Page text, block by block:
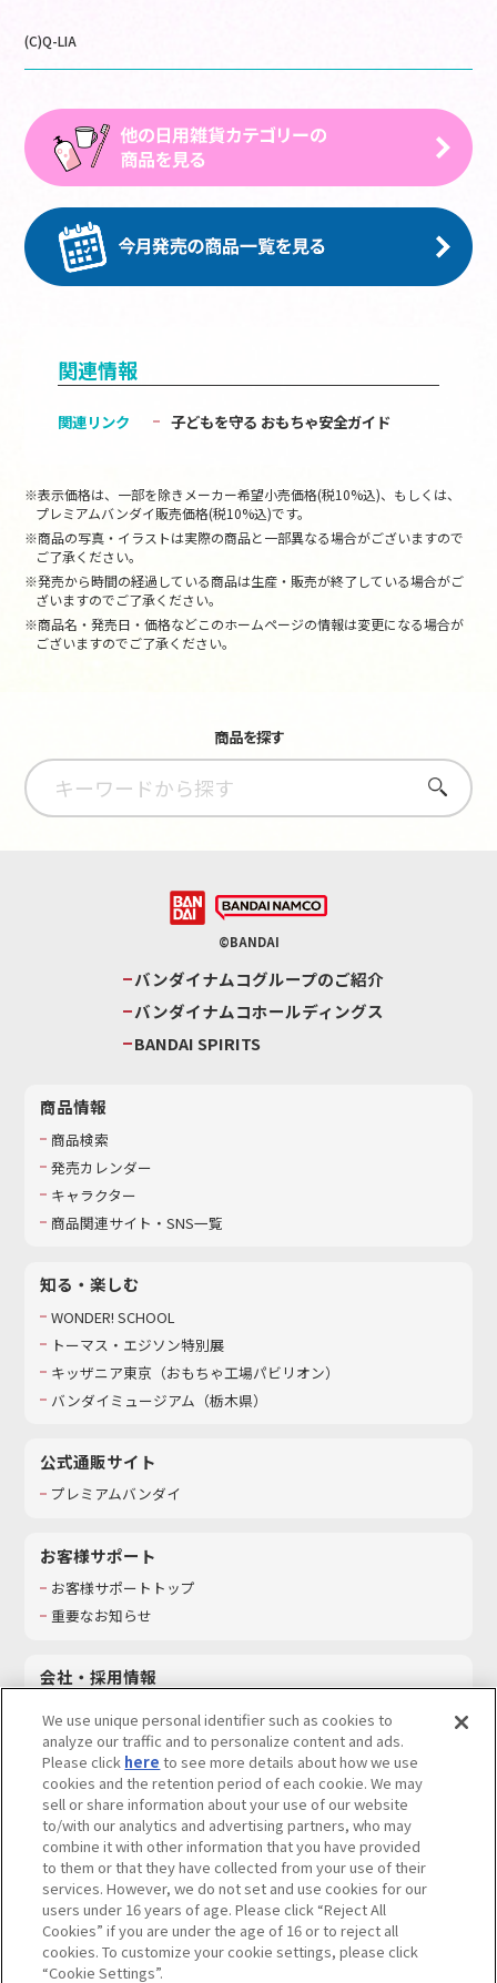
(C)Q-LIA
関連情報
関連リンク 子どもを守る おもちゃ安全ガイド
※表示価格は、一部を除きメーカー希望小売価格(税10%込)、もしくは、
プレミアムバンダイ販売価格(税10%込)です。
※商品の写真・イラストは実際の商品と一部異なる場合がございますので
ご了承ください。
※発売から時間の経過している商品は生産・販売が終了している場合がご
ざいますのでご了承ください。
※商品名・発売日・価格などこのホームページの情報は変更になる場合が
ございますのでご了承ください。
商品を探す
さがす
©BANDAI
バンダイナムコグループのご紹介
バンダイナムコホールディングス
BANDAI SPIRITS
商品情報
商品検索
発売カレンダー
キャラクター
商品関連サイト・SNS一覧
知る・楽しむ
WONDER! SCHOOL
トーマス・エジソン特別展
キッザニア東京（おもちゃ工場パビリオン）​
バンダイミュージアム（栃木県）
公式通販サイト
プレミアムバンダイ
お客様サポート
お客様サポートトップ
重要なお知らせ
会社・採用情報
採用情報
サステナビリティ
お問い合わせ
ウェブサイトご利用条件 ソーシャルメディアポリシー
個人情報及び特定個人情報等の取り扱いに関する保護方針
Do Not Sell or Share My Personal Information著作権・商標について
We use unique personal identifier such as cookies to
analyze our traffic and to personalize content and ads.
Please click here to see more details about how we use
cookies and the retention period of each cookie. We may
sell or share information about your use of our website
to/with our analytics and advertising partners, who may
combine it with other information that you have provided
to them or that they have collected from your use of their
services. However, we do not set and use cookies for our
users under 16 years of age. Please click “Reject All
Cookies” if you are under the age of 16 or to reject all
cookies. To customize your cookie settings, please click
“Cookie Settings”.